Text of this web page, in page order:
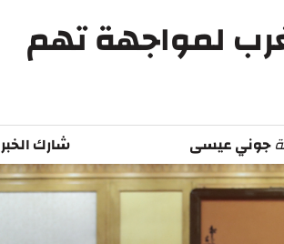
لمواجهة تهم
جوني عيسى شارك الخبر